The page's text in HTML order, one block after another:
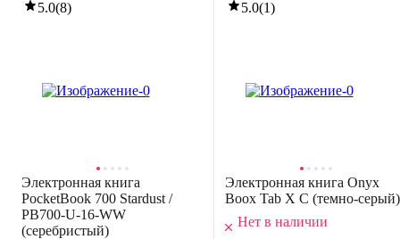
5.0(8)
Электронная книга
PocketBook 700 Stardust /
PB700-U-16-WW
(серебристый)
5.0(1)
Электронная книга Onyx
Boox Tab X C (темно-серый)
Нет в наличии